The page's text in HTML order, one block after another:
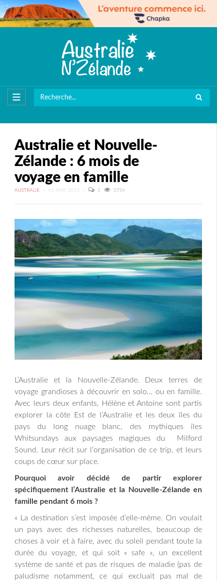
Australie et Nouvelle-
Zélande : 6 mois de
voyage en famille
AUSTRALIE 01 AVR, 2013 1 5754
L’Australie et la Nouvelle-Zélande. Deux terres de
voyage grandioses à découvrir en solo… ou en famille.
Avec leurs deux enfants, Hélène et Antoine sont partis
explorer la côte Est de l’Australie et les deux îles du
pays du long nuage blanc, des mythiques îles
Whitsundays aux paysages magiques du Milford
Sound. Leur récit sur l’organisation de ce trip, et leurs
coups de cœur sur place.
Pourquoi avoir décidé de partir explorer
spécifiquement l’Australie et la Nouvelle-Zélande en
famille pendant 6 mois ?
« La destination s’est imposée d’elle-même. On voulait
un pays avec des richesses naturelles, beaucoup de
choses à voir et à faire, avec du soleil pendant toute la
durée du voyage, et qui soit « safe », un excellent
système de santé et pas de risques de maladie (pas de
paludisme notamment, ce qui excluait pas mal de